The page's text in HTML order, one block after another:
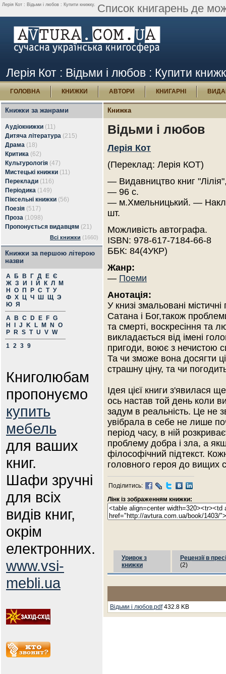
Лерія Кот : Відьми і любов : Купити книжку. Список книгарень де
Лерія Кот : Відьми і любов : Купити
ГОЛОВНА КНИЖКИ АВТОРИ КНИГАРНІ
Книжки за жанрами
Аудіокнижки (11)
Дитяча література (215)
Драма (18)
Критика (62)
Культурологія (47)
Мистецькі книжки (11)
Переклади (116)
Періодика (149)
Піксельні книжки (56)
Поезія (517)
Проза (1098)
Пропонується видавцям (21)
Всі книжки (1660)
Книжки за першою літерою
назви
А Б В Г Д Е Є
Ж З И Й К Л
М
Н
О П Р С Т У
Ф Х Ц Ч Ш Щ Э
Ю Я
A
B C D E F G
H
J K L M N
O
P
R S T U V W
1 2 3 9
Книголюбам
пропонуємо
купить
мебель
для ваших
книг.
Шафи зручні
для всіх
видів книг,
окрім
електронних.
www.vsi-
mebli.ua
Книжка
Відьми і любов
Лерія Кот
(Переклад: Лерія КОТ)
— Видавництво книг
— 96 с.
— м.Хмельницький. —
шт.
Можливість автографа.
ISBN: 978-617-7184-66-8
ББК: 84(4УКР)
Жанр:
— Поеми
Анотація:
У книзі змальовані містичні
Сатана і Бог,також
та смерті, воскресіння та
викладається від імені
пригоди, воює з нечистою
Та чи зможе вона досягти
страшну ціну, та чи
Ідея цієї книги з'явилася
ось настав той день коли
задум в реальність. Це не
увібрала в себе не лише
період часу, в ній
проблему добра і зла, а
філософічний підтекст.
головного героя до вищих
Поділитись:
Лінк із зображенням книжки:
Уривок з
книжки
Рецензії в пресі
(2)
Відьми і любов.pdf432.8 KB